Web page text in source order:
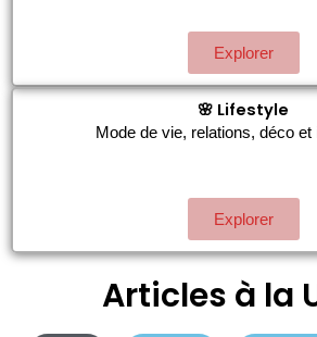
Explorer
🌸 Lifestyle
Mode de vie, relations, déco et
Explorer
Articles à la